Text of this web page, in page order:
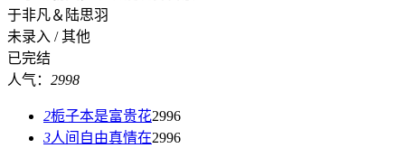
于非凡＆陆思羽
未录入 / 其他
已完结
人气： 2998
2栀子本是富贵花2996
3人间自由真情在2996